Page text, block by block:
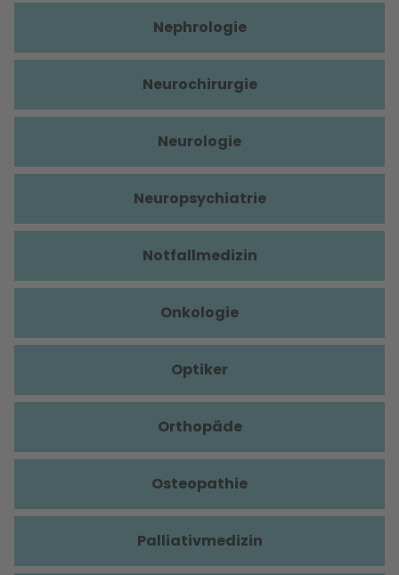
Nephrologie
Neurochirurgie
Neurologie
Neuropsychiatrie
Notfallmedizin
Onkologie
Optiker
Orthopäde
Osteopathie
Palliativmedizin